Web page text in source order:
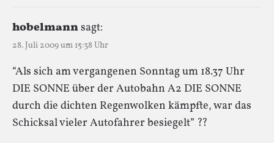
hobelmannsagt:
28. Juli 2009 um 15:38 Uhr
“Als sich am vergangenen Sonntag um 18.37 Uhr
DIE SONNE über der Autobahn A2 DIE SONNE
durch die dichten Regenwolken kämpfte, war das
Schicksal vieler Autofahrer besiegelt” ??